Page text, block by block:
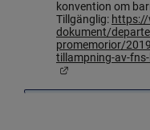
Adoption (HCCH)
rörande
konferenser antogs
vikten av stöd i
konvention om
Tillgänglig:
dokument/
promemorior/
tillampning-av-
Länk till annan